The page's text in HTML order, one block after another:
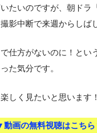
たいのですが、朝ドラ
影中断で来週からしば
仕方がないのに！とい
た気分です。
しく見たいと思います！
動画の無料視聴はこち